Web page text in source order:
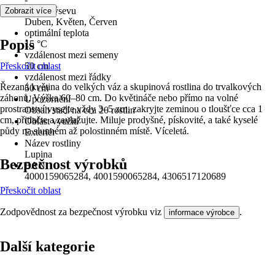
Doba výsevu
Duben, Květen, Červen
optimální teplota
15 °C
vzdálenost mezi semeny
50 cm
vzdálenost mezi řádky
50 cm
Upozornění
Obsah stačí na cca 20 rostlin
Oblast využití
Exteriér
Název rostliny
Lupina
EAN
4000159065284, 4001590065284, 4306517120689
Zobrazit více
Popis
Přeskočit oblast
Řezaná květina do velkých váz a skupinová rostlina do trvalkových
záhonů. Výška 60–80 cm. Do květináče nebo přímo na volné
prostranství vysejte vždy 3–5 zrn, zakryjte zeminou o tloušťce cca 1
cm, přitlačte a zavlažujte. Miluje prodyšné, pískovité, a také kyselé
půdy na slunném až polostinném místě. Víceletá.
Bezpečnost výrobků
Přeskočit oblast
Zodpovědnost za bezpečnost výrobku viz informace výrobce .
Další kategorie